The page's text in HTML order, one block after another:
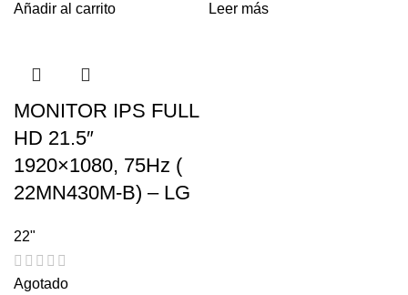
Añadir al carrito
Leer más
MONITOR IPS FULL
HD 21.5″
1920×1080, 75Hz (
22MN430M-B) – LG
22"
Agotado